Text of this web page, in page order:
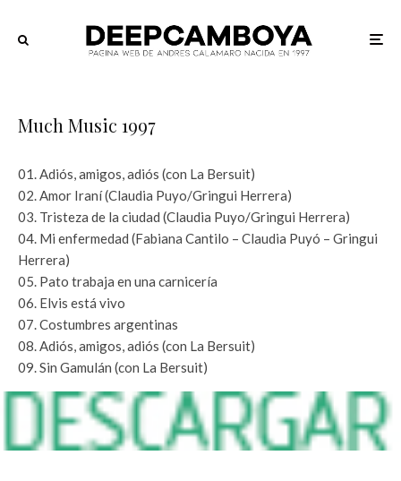
Much Music 1997
01. Adiós, amigos, adiós (con La Bersuit)
02. Amor Iraní (Claudia Puyo/Gringui Herrera)
03. Tristeza de la ciudad (Claudia Puyo/Gringui Herrera)
04. Mi enfermedad (Fabiana Cantilo – Claudia Puyó – Gringui
Herrera)
05. Pato trabaja en una carnicería
06. Elvis está vivo
07. Costumbres argentinas
08. Adiós, amigos, adiós (con La Bersuit)
09. Sin Gamulán (con La Bersuit)